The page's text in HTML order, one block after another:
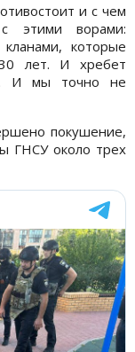
и с чем
этими ворами:
которые
лет. И хребет
И мы точно не
покушение,
ГНСУ около трех